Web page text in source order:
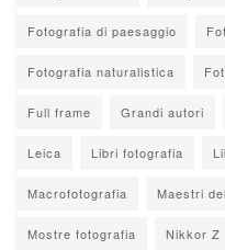
Fotografia di paesaggio
Fotografia naturalistica
Full frame Grandi autori
Leica Libri fotografia
Macrofotografia Maestri
Mostre fotografia Nikkor Z